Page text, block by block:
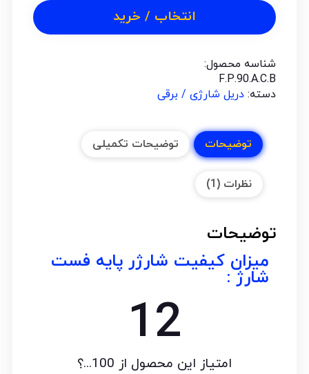
انتخاب / خرید
شناسه محصول:
F.P.90.A.C.B
دسته: دریل شارژی / برقی
توضیحات توضیحات تکمیلی
نظرات (1)
توضیحات
میزان کیفیت شارژر پایه فست
شارژ :
امتیاز این محصول از 100...؟
17